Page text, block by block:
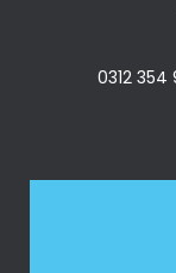
0312 354